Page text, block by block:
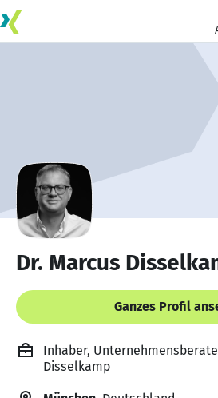
Dr. Marcus
Ganzes Profil
Inhaber,
Disselkamp